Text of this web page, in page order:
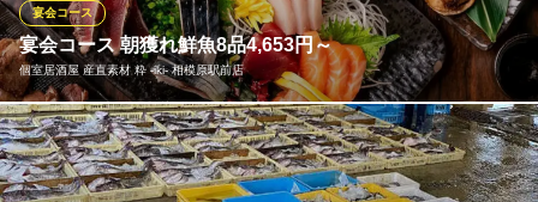
鮨・天麩羅 やまうち
鮨・天麩羅・日本酒
ＪＲ橋本駅北口 徒歩3分
神奈川県相模原市緑区橋本3-17-4 橋本第1ビル8F
宴会コース 朝獲れ鮮魚8品4,653円～
個室居酒屋 産直素材 粋 ‐iki‐ 相模原駅前店
宴会コース
最大36名様まで入れるお座敷や少人数宴会におすすめの半個室席
など、会社の宴会はもちろん!地元飲み・ママ会・女子会など様々
な場面でご利用ください。各種ご宴会コース+飲み放題ご利用でお